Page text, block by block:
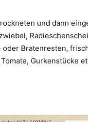
und dann
oder Bratenresten,
Gurkenstücke